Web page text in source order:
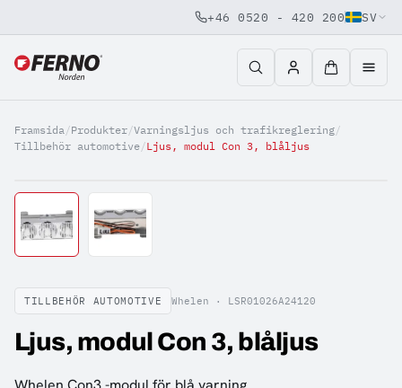
Jump to content
+46 0520 - 420 200 SV
Framsida/Produkter/Varningsljus och trafikreglering/
Tillbehör automotive/Ljus, modul Con 3, blåljus
TILLBEHÖR AUTOMOTIVE Whelen · LSR01026A24120
Ljus, modul Con 3, blåljus